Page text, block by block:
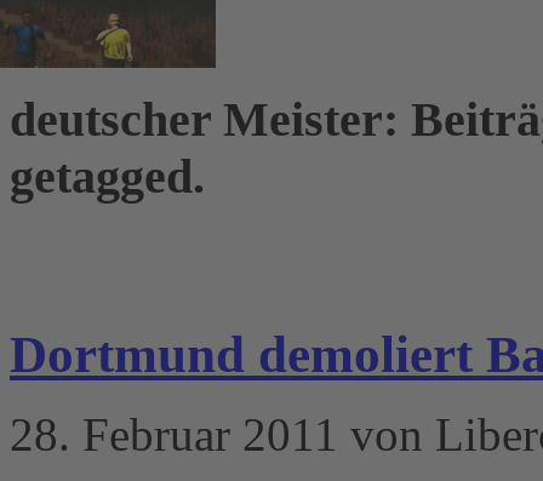
deutscher Meister:
getagged.
Dortmund demoliert
28. Februar 2011 von